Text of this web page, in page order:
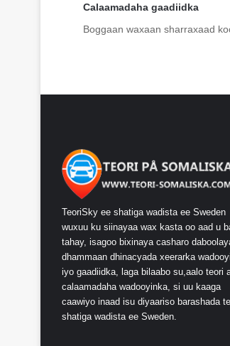
Calaamadaha gaadiidka
Boggaan waxaan sharraxaad
TeoriSky ee shatiga wadista ee Sweden
wuxuu ku siinayaa wax kasta oo aad u
tahay, isagoo bixinaya casharo
dhammaan dhinacyada xeerarka
iyo gaadiidka, laga bilaabo su,aalo teori
calaamadaha wadooyinka, si uu kaaga
caawiyo inaad isu diyaariso barashada
shatiga wadista ee Sweden.